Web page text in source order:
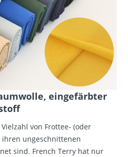
eingefärbter
von Frottee- (oder
ihren ungeschnittenen
sind. French Terry hat nur